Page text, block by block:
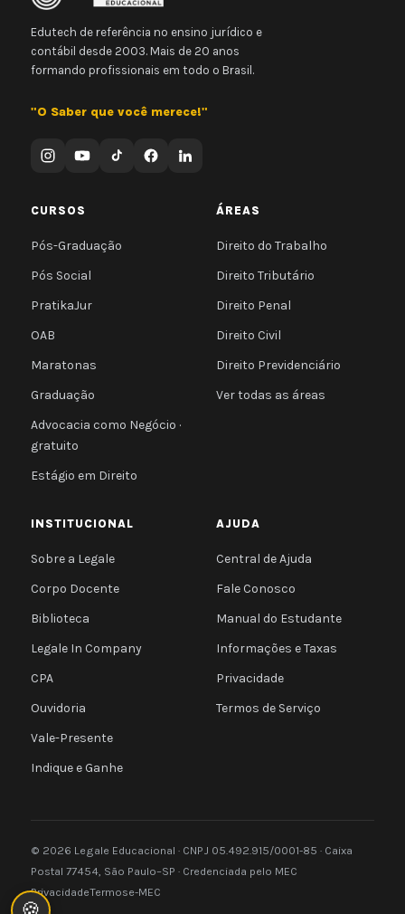
Edutech de referência no ensino jurídico e
contábil desde 2003. Mais de 20 anos
formando profissionais em todo o Brasil.
"O Saber que você merece!"
CURSOS
Pós-Graduação
Pós Social
PratikaJur
OAB
Maratonas
Graduação
Advocacia como Negócio ·
gratuito
Estágio em Direito
ÁREAS
Direito do Trabalho
Direito Tributário
Direito Penal
Direito Civil
Direito Previdenciário
Ver todas as áreas
INSTITUCIONAL
Sobre a Legale
Corpo Docente
Biblioteca
Legale In Company
CPA
Ouvidoria
Vale-Presente
Indique e Ganhe
AJUDA
Central de Ajuda
Fale Conosco
Manual do Estudante
Informações e Taxas
Privacidade
Termos de Serviço
© 2026 Legale Educacional · CNPJ 05.492.915/0001-85 · Caixa
Postal 77454, São Paulo–SP · Credenciada pelo MEC
PrivacidadeTermose-MEC